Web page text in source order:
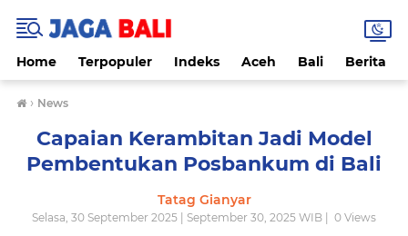
Home Terpopuler Indeks Aceh Bali Berita
› News
Capaian Kerambitan Jadi Model
Pembentukan Posbankum di Bali
Tatag Gianyar
Selasa, 30 September 2025 | September 30, 2025 WIB | 0 Views